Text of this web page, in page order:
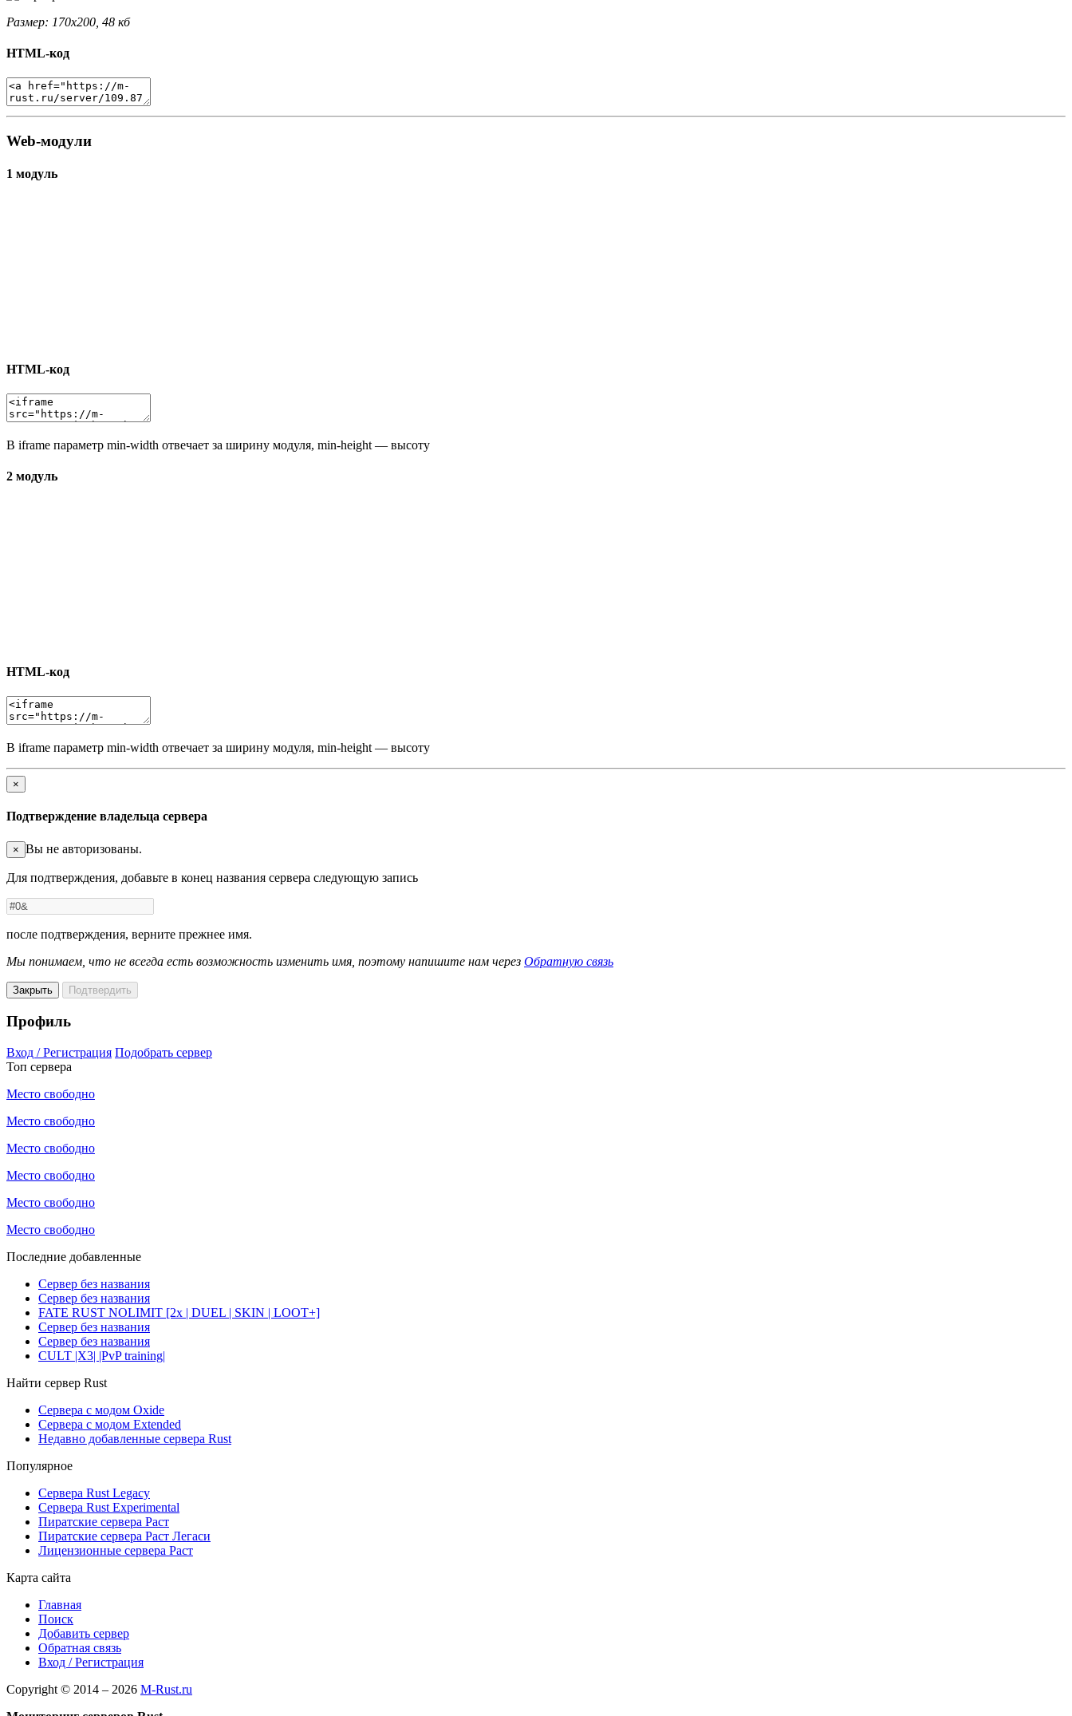
Размер: 170x200, 48 кб
HTML-код
Web-модули
1 модуль
HTML-код
В iframe параметр min-width отвечает за ширину модуля, min-height — высоту
2 модуль
HTML-код
В iframe параметр min-width отвечает за ширину модуля, min-height — высоту
×
Подтверждение владельца сервера
× Вы не авторизованы.
Для подтверждения, добавьте в конец названия сервера следующую запись
после подтверждения, верните прежнее имя.
Мы понимаем, что не всегда есть возможность изменить имя, поэтому напишите нам через Обратную связь
Закрыть Подтвердить
Профиль
Вход / Регистрация Подобрать сервер
Топ сервера
Место свободно
Место свободно
Место свободно
Место свободно
Место свободно
Место свободно
Последние добавленные
Сервер без названия
Сервер без названия
FATE RUST NOLIMIT [2x | DUEL | SKIN | LOOT+]
Сервер без названия
Сервер без названия
CULT |X3| |PvP training|
Найти сервер Rust
Сервера с модом Oxide
Сервера с модом Extended
Недавно добавленные сервера Rust
Популярное
Сервера Rust Legacy
Сервера Rust Experimental
Пиратские сервера Раст
Пиратские сервера Раст Легаси
Лицензионные сервера Раст
Карта сайта
Главная
Поиск
Добавить сервер
Обратная связь
Вход / Регистрация
Copyright © 2014 – 2026 M-Rust.ru